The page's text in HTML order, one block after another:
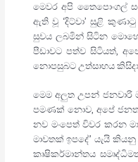
මෙවර අපි තෛපොංගල්
ඇති වූ ‘දිට්වා’ සුළි
සුවය ලබමින් සිටින
පීඩාවට පත්ව සිටියත්,
නොපසුබට උත්සාහය
මෙම අලුත උපන් ජනවාරි
පමණක් නොව, අපේ
නව මංපෙත් විවර කරන
මාවතක් ඉපදේ’ යැයි
කෘෂිකර්මාන්තය